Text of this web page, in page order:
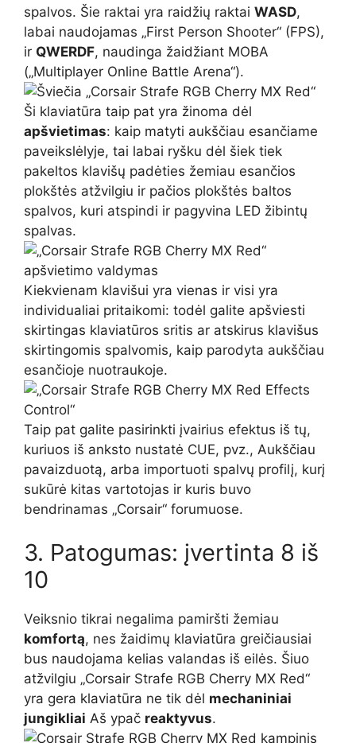
spalvos. Šie raktai yra raidžių raktai WASD,
labai naudojamas „First Person Shooter“ (FPS),
ir QWERDF, naudinga žaidžiant MOBA
(„Multiplayer Online Battle Arena“).
Ši klaviatūra taip pat yra žinoma dėl
apšvietimas: kaip matyti aukščiau esančiame
paveikslėlyje, tai labai ryšku dėl šiek tiek
pakeltos klavišų padėties žemiau esančios
plokštės atžvilgiu ir pačios plokštės baltos
spalvos, kuri atspindi ir pagyvina LED žibintų
spalvas.
Kiekvienam klavišui yra vienas ir visi yra
individualiai pritaikomi: todėl galite apšviesti
skirtingas klaviatūros sritis ar atskirus klavišus
skirtingomis spalvomis, kaip parodyta aukščiau
esančioje nuotraukoje.
Taip pat galite pasirinkti įvairius efektus iš tų,
kuriuos iš anksto nustatė CUE, pvz., Aukščiau
pavaizduotą, arba importuoti spalvų profilį, kurį
sukūrė kitas vartotojas ir kuris buvo
bendrinamas „Corsair“ forumuose.
3. Patogumas: įvertinta 8 iš
10
Veiksnio tikrai negalima pamiršti žemiau
komfortą, nes žaidimų klaviatūra greičiausiai
bus naudojama kelias valandas iš eilės. Šiuo
atžvilgiu „Corsair Strafe RGB Cherry MX Red“
yra gera klaviatūra ne tik dėl mechaniniai
jungikliai Aš ypač reaktyvus.